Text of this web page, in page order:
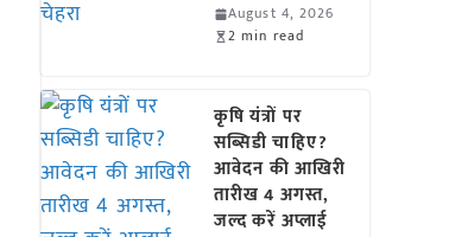
August 4, 2026
2 min read
कृषि यंत्रों पर
सब्सिडी चाहिए?
आवेदन की आखिरी
तारीख 4 अगस्त,
जल्द करें अप्लाई